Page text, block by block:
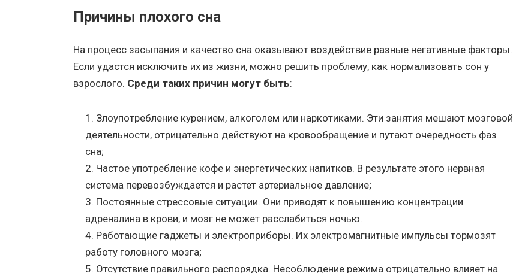
Причины плохого сна
На процесс засыпания и качество сна оказывают воздействие разные негативные факторы.
Если удастся исключить их из жизни, можно решить проблему, как нормализовать сон у
взрослого. Среди таких причин могут быть:
Злоупотребление курением, алкоголем или наркотиками. Эти занятия мешают мозговой
деятельности, отрицательно действуют на кровообращение и путают очередность фаз
сна;
Частое употребление кофе и энергетических напитков. В результате этого нервная
система перевозбуждается и растет артериальное давление;
Постоянные стрессовые ситуации. Они приводят к повышению концентрации
адреналина в крови, и мозг не может расслабиться ночью.
Работающие гаджеты и электроприборы. Их электромагнитные импульсы тормозят
работу головного мозга;
Отсутствие правильного распорядка. Несоблюдение режима отрицательно влияет на